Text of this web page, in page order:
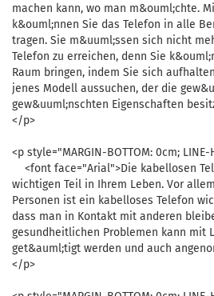
machen kann, wo man m&ouml;chte.
k&ouml;nnen Sie das Telefon in alle
tragen. Sie m&uuml;ssen sich nicht
Telefon zu erreichen, denn Sie
Raum bringen, indem Sie sich
jenes Modell aussuchen, der die
gew&uuml;nschten Eigenschaften
</p>
<p style="MARGIN-BOTTOM: 0cm; LINE-
<font face="Arial">Die kabellosen
wichtigen Teil in Ihrem Leben. Vor
Personen ist ein kabelloses Telefon
dass man in Kontakt mit anderen
gesundheitlichen Problemen kann mit
get&auml;tigt werden und auch
</p>